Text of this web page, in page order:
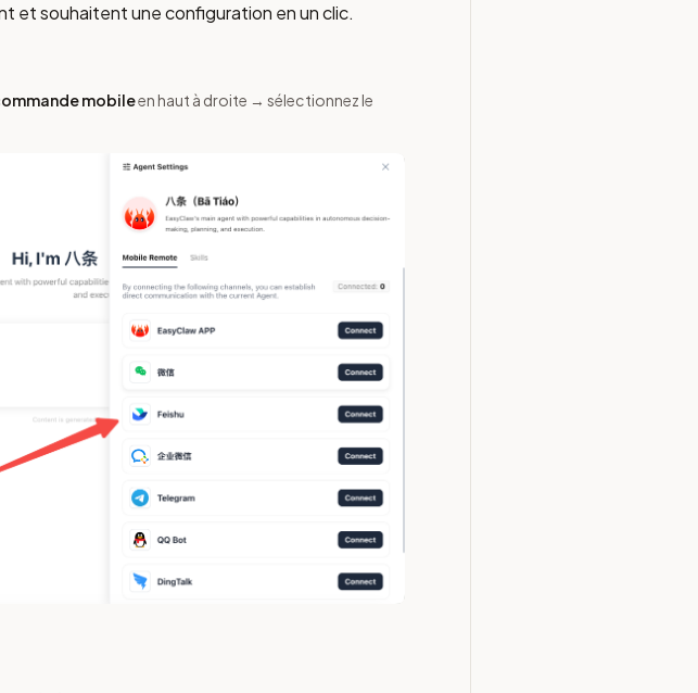
et souhaitent une configuration en un clic.
mobileen haut à droite → sélectionnez le